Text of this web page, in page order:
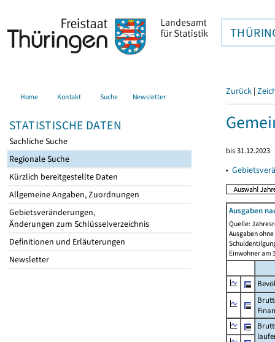
Home Kontakt Suche Newsletter
STATISTISCHE DATEN
Sachliche Suche
Regionale Suche
Kürzlich bereitgestellte Daten
Allgemeine Angaben, Zuordnungen
Gebietsveränderungen,
Änderungen zum Schlüsselverzeichnis
Definitionen und Erläuterungen
Newsletter
Zurück |
bis 31.12.2023
▸
Ausgaben
Quelle:
Ausgaben
Einwohner am